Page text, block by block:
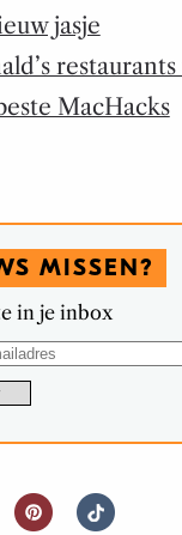
jasje
MacHacks
MISSEN?
in je inbox